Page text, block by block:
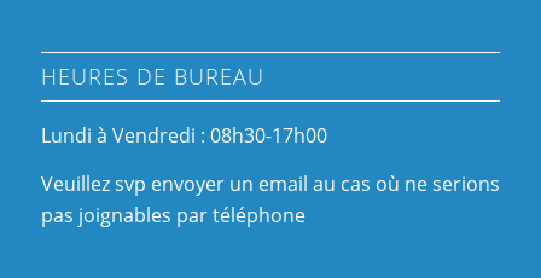
HEURES DE BUREAU
Lundi à Vendredi : 08h30-17h00
Veuillez svp envoyer un email au cas où ne serions
pas joignables par téléphone